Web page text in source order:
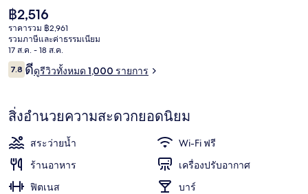
และ 8 นาทีถึง สถานีเอ็มอาร์ทีสุขุมวิท
ราคา
ปัจจุบัน
฿2,516
฿2,516
ราคารวม ฿2,961
รวมภาษีและค่าธรรมเนียม
17 ส.ค. - 18 ส.ค.
รีวิว
7.87.8 จาก 10
ดีดูรีวิวทั้งหมด 1,000 รายการ
สิ่งอำนวยความสะดวกยอดนิยม
สระว่ายน้ำ
Wi-Fi ฟรี
ร้านอาหาร
เครื่องปรับอากาศ
ฟิตเนส
บาร์